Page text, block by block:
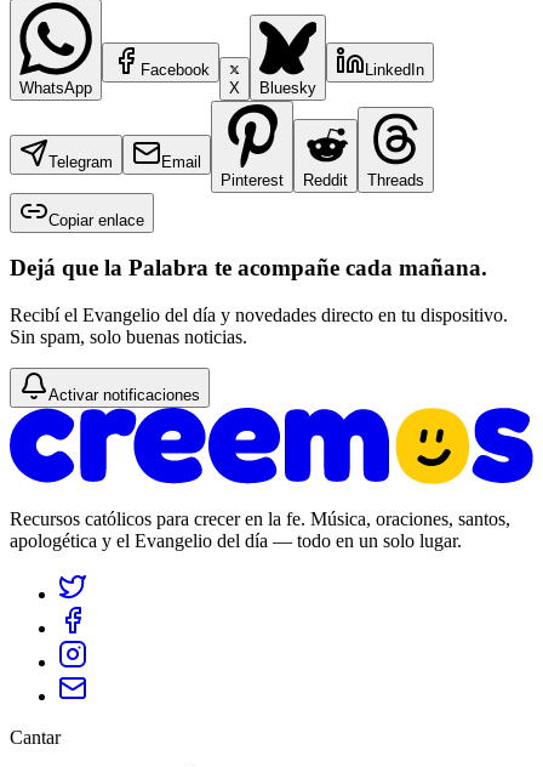
WhatsApp
Facebook
X
Bluesky
LinkedIn
Telegram
Email
Pinterest
Reddit Threads
Copiar enlace
Dejá que la Palabra te acompañe cada mañana.
Recibí el Evangelio del día y novedades directo en tu dispositivo.
Sin spam, solo buenas noticias.
Activar notificaciones
Recursos católicos para crecer en la fe. Música, oraciones, santos,
apologética y el Evangelio del día — todo en un solo lugar.
Cantar